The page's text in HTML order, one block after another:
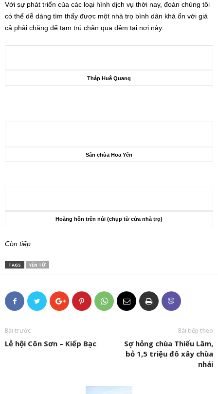
Với sự phát triển của các loại hình dịch vụ thời nay, đoàn chúng tôi
có thể dễ dàng tìm thấy được một nhà trọ bình dân khá ổn với giá
cả phải chăng để tạm trú chân qua đêm tại nơi này.
Tháp Huệ Quang
Sân chùa Hoa Yên
Hoàng hôn trên núi (chụp từ cửa nhà trọ)
Còn tiếp
TAGS YÊN TỬ
Bài trước
Lễ hội Côn Sơn – Kiếp Bạc
Bài tiếp theo
Sợ hỏng chùa Thiếu Lâm,
bỏ 1,5 triệu đô xây chùa
nhái